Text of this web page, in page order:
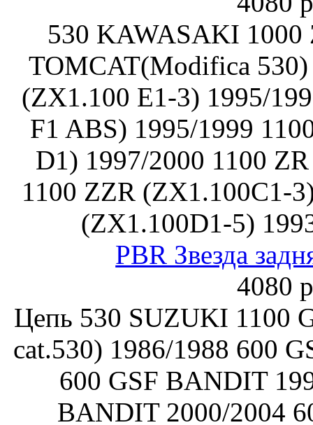
530 KAWASAKI
TOMCAT(Modifica 530)
(ZX1.100 E1-3) 1995/
F1 ABS) 1995/1999
D1) 1997/2000 1100
1100 ZZR (ZX1.100C1-
(ZX1.100D1-5)
PBR Звезда
4080
Цепь 530 SUZUKI 1100
cat.530) 1986/1988 600
600 GSF BANDIT
BANDIT 2000/2004